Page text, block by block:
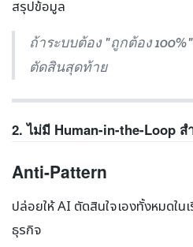
สรุปข้อมูล
ถ้าระบบต้อง "ถูกต้อง
ตัดสินสุดท้าย
2. ไม่มี Human-in-the-Loop
Anti-Pattern
ปล่อยให้ AI ตัดสินใจเองทั้งหมดใน
ธุรกิจ